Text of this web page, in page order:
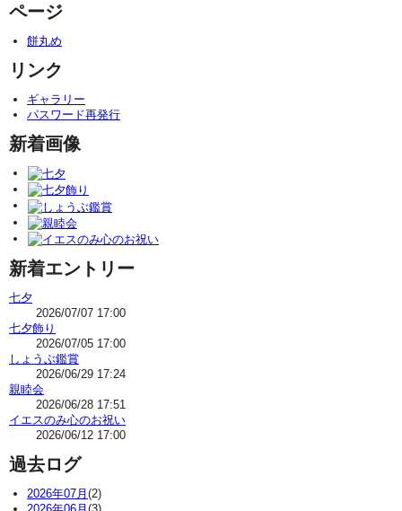
ページ
餅丸め
リンク
ギャラリー
パスワード再発行
新着画像
新着エントリー
七夕
2026/07/07 17:00
七夕飾り
2026/07/05 17:00
しょうぶ鑑賞
2026/06/29 17:24
親睦会
2026/06/28 17:51
イエスのみ心のお祝い
2026/06/12 17:00
過去ログ
2026年07月 (2)